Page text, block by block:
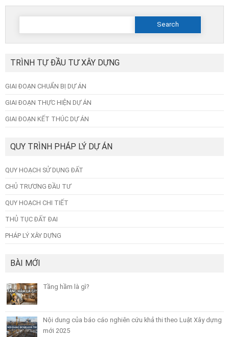
Search
TRÌNH TỰ ĐẦU TƯ XÂY DỰNG
GIAI ĐOẠN CHUẨN BỊ DỰ ÁN
GIAI ĐOẠN THỰC HIỆN DỰ ÁN
GIAI ĐOẠN KẾT THÚC DỰ ÁN
QUY TRÌNH PHÁP LÝ DỰ ÁN
QUY HOẠCH SỬ DỤNG ĐẤT
CHỦ TRƯƠNG ĐẦU TƯ
QUY HOẠCH CHI TIẾT
THỦ TỤC ĐẤT ĐAI
PHÁP LÝ XÂY DỰNG
BÀI MỚI
Tầng hầm là gì?
Nội dung của báo cáo nghiên cứu khả thi theo Luật Xây dựng
mới 2025